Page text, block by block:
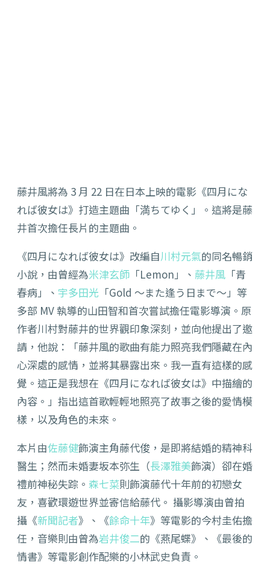
藤井風將為 3 月 22 日在日本上映的電影《四月にな
れば彼女は》打造主題曲「満ちてゆく」。這將是藤
井首次擔任長片的主題曲。
《四月になれば彼女は》改編自川村元氣的同名暢銷
小說，由曾經為米津玄師 「Lemon」、 藤井風 「青
春病」、 宇多田光 「Gold ～また逢う日まで～」等
多部 MV 執導的山田智和首次嘗試擔任電影導演。原
作者川村對藤井的世界觀印象深刻，並向他提出了邀
請，他說：「藤井風的歌曲有能力照亮我們隱藏在內
心深處的感情，並將其暴露出來。我一直有這樣的感
覺。這正是我想在《四月になれば彼女は》中描繪的
內容。」指出這首歌輕輕地照亮了故事之後的愛情模
樣，以及角色的未來。
本片由佐藤健飾演主角藤代俊，是即將結婚的精神科
醫生；然而未婚妻坂本弥生（長澤雅美飾演）卻在婚
禮前神秘失踪。 森七菜則飾演藤代十年前的初戀女
友，喜歡環遊世界並寄信給藤代。 攝影導演由曾拍
攝《新聞記者》、《餘命十年》等電影的今村圭佑擔
任，音樂則由曾為岩井俊二的《燕尾蝶》、《最後的
情書》等電影創作配樂的小林武史負責。